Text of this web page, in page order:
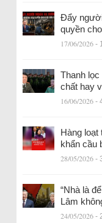
Đẩy
quyền
17/06/2026 -
Thanh
chất hay
16/06/2026 -
Hàng loạt
khẩn cầu
28/05/2026 -
“Nhà là
Lâm
24/05/2026 -